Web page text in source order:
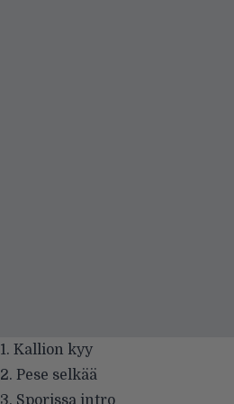
1. Kallion kyy
2. Pese selkää
3. Sporissa intro